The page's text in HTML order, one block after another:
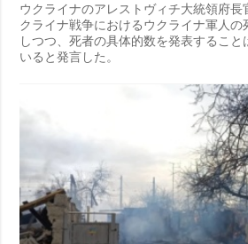
ウクライナのアレストヴィチ大統領府長
クライナ戦争におけるウクライナ軍人の
しつつ、死者の具体的数を発表すること
いると発言した。